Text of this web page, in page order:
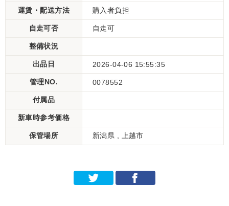
運賃・配送方法 購入者負担
自走可否 自走可
整備状況
出品日 2026-04-06 15:55:35
管理NO. 0078552
付属品
新車時参考価格
保管場所 新潟県 , 上越市